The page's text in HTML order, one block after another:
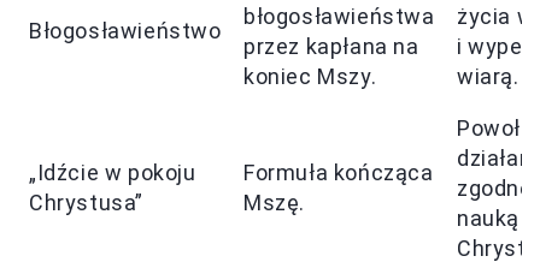
Błogosławieństwo
błogosławieństwa
przez kapłana na
koniec Mszy.
życia w
i
wiarą.
„Idźcie w pokoju
Chrystusa”
Formuła kończąca
Mszę.
nauką